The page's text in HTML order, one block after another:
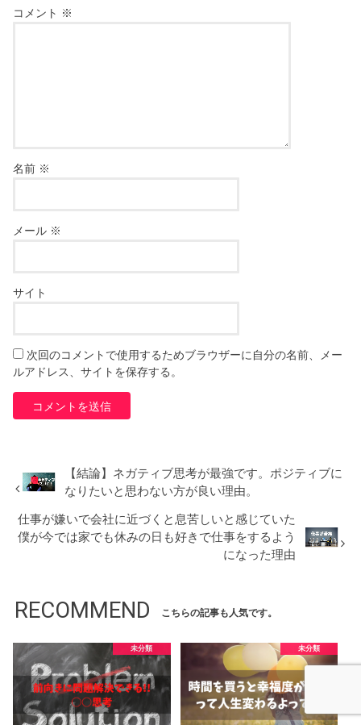
コメント ※
名前 ※
メール ※
サイト
次回のコメントで使用するためブラウザーに自分の名前、メー
ルアドレス、サイトを保存する。
【結論】ネガティブ思考が最強です。ポジティブに
なりたいと思わない方が良い理由。
仕事が嫌いで会社に近づくと息苦しいと感じていた
僕が今では家でも休みの日も好きで仕事をするよう
になった理由
RECOMMEND こちらの記事も人気です。
未分類 未分類